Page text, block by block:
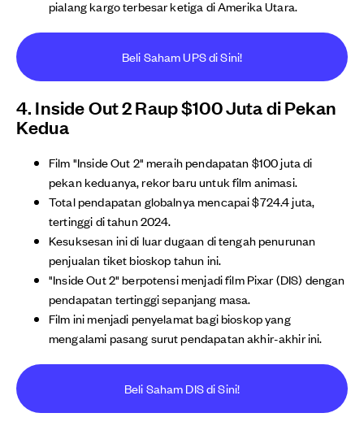
pialang kargo terbesar ketiga di Amerika Utara.
Beli Saham UPS di Sini!
4. Inside Out 2 Raup $100 Juta di Pekan
Kedua
Film "Inside Out 2" meraih pendapatan $100 juta di
pekan keduanya, rekor baru untuk film animasi.
Total pendapatan globalnya mencapai $724.4 juta,
tertinggi di tahun 2024.
Kesuksesan ini di luar dugaan di tengah penurunan
penjualan tiket bioskop tahun ini.
"Inside Out 2" berpotensi menjadi film Pixar (DIS) dengan
pendapatan tertinggi sepanjang masa.
Film ini menjadi penyelamat bagi bioskop yang
mengalami pasang surut pendapatan akhir-akhir ini.
Beli Saham DIS di Sini!